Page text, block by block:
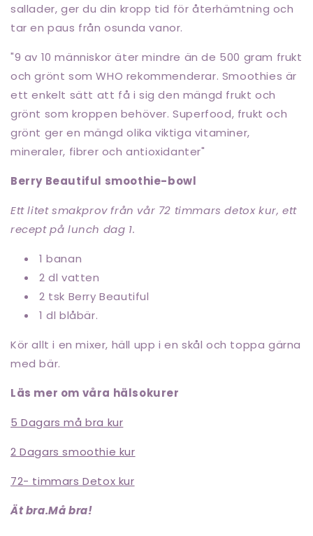
sallader, ger du din kropp tid för återhämtning och
tar en paus från osunda vanor.
"9 av 10 människor äter mindre än de 500 gram frukt
och grönt som WHO rekommenderar. Smoothies är
ett enkelt sätt att få i sig den mängd frukt och
grönt som kroppen behöver. Superfood, frukt och
grönt ger en mängd olika viktiga vitaminer,
mineraler, fibrer och antioxidanter"
Berry Beautiful smoothie-bowl
Ett litet smakprov från vår 72 timmars detox kur, ett
recept på lunch dag 1.
1 banan
2 dl vatten
2 tsk Berry Beautiful
1 dl blåbär.
Kör allt i en mixer, häll upp i en skål och toppa gärna
med bär.
Läs mer om våra hälsokurer
5 Dagars må bra kur
2 Dagars smoothie kur
72- timmars Detox kur
Ät bra.Må bra!